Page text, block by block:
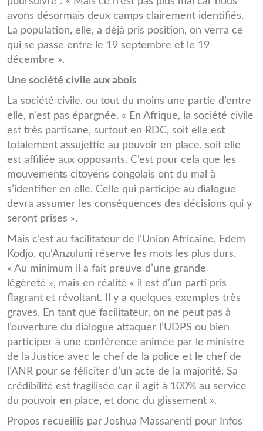
avons désormais deux camps clairement identifiés.
La population, elle, a déjà pris position, on verra ce
qui se passe entre le 19 septembre et le 19
décembre ».
Une société civile aux abois
La société civile, ou tout du moins une partie d’entre
elle, n’est pas épargnée. « En Afrique, la société civile
est très partisane, surtout en RDC, soit elle est
totalement assujettie au pouvoir en place, soit elle
est affiliée aux opposants. C’est pour cela que les
mouvements citoyens congolais ont du mal à
s’identifier en elle. Celle qui participe au dialogue
devra assumer les conséquences des décisions qui y
seront prises ».
Mais c’est au facilitateur de l’Union Africaine, Edem
Kodjo, qu’Anzuluni réserve les mots les plus durs.
« Au minimum il a fait preuve d’une grande
légèreté », mais en réalité « il est d’un parti pris
flagrant et révoltant. Il y a quelques exemples très
graves. En tant que facilitateur, on ne peut pas à
l’ouverture du dialogue attaquer l’UDPS ou bien
participer à une conférence animée par le ministre
de la Justice avec le chef de la police et le chef de
l’ANR pour se féliciter d’un acte de la majorité. Sa
crédibilité est fragilisée car il agit à 100% au service
du pouvoir en place, et donc du glissement ».
Propos recueillis par Joshua Massarenti pour Infos